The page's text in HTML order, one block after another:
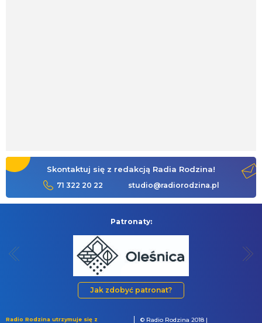
Skontaktuj się z redakcją Radia Rodzina!
71 322 20 22 studio@radiorodzina.pl
Patronaty:
Jak zdobyć patronat?
Radio Rodzina utrzymuje się z
© Radio Rodzina 2018 |